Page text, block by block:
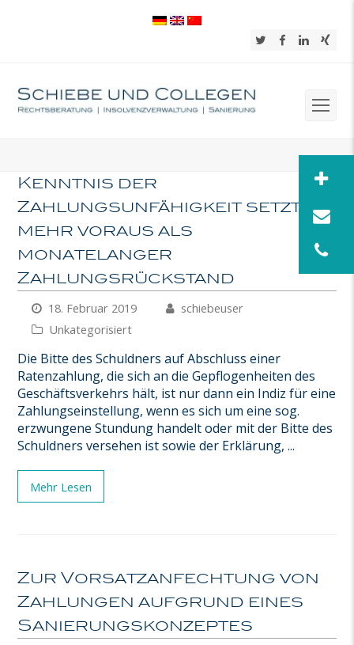
Twitter
Facebook
LinkedIn
Xing
Kenntnis der
Zahlungsunfähigkeit setzt
mehr voraus als
monatelanger
Zahlungsrückstand
18. Februar 2019
schiebeuser
Unkategorisiert
Die Bitte des Schuldners auf Abschluss einer
Ratenzahlung, die sich an die Gepflogenheiten des
Geschäftsverkehrs hält, ist nur dann ein Indiz für eine
Zahlungseinstellung, wenn es sich um eine sog.
erzwungene Stundung handelt oder mit der Bitte des
Schuldners versehen ist sowie der Erklärung, ...
Mehr Lesen
Zur Vorsatzanfechtung von
Zahlungen aufgrund eines
Sanierungskonzeptes